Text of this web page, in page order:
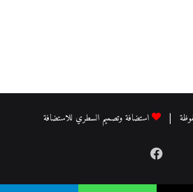
استضافة وتصميم السطري للاستضافة